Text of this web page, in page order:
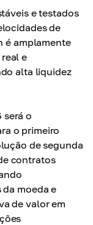
e testados
de
é amplamente
e
alta liquidez
será o
o primeiro
de segunda
contratos
moeda e
de valor em